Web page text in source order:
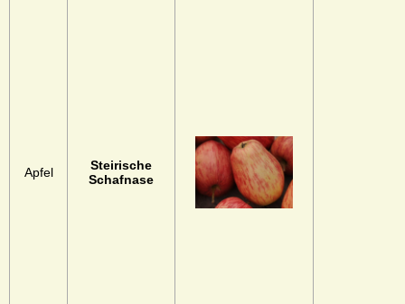
Apfel
Steirische
Schafnase